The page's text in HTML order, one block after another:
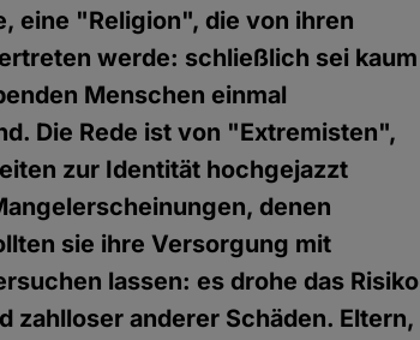
eine "Religion", die von ihren
werde: schließlich sei kaum
Menschen einmal
Die Rede ist von "Extremisten",
zur Identität hochgejazzt
denen
sie ihre Versorgung mit
lassen: es drohe das Risiko
anderer Schäden. Eltern,